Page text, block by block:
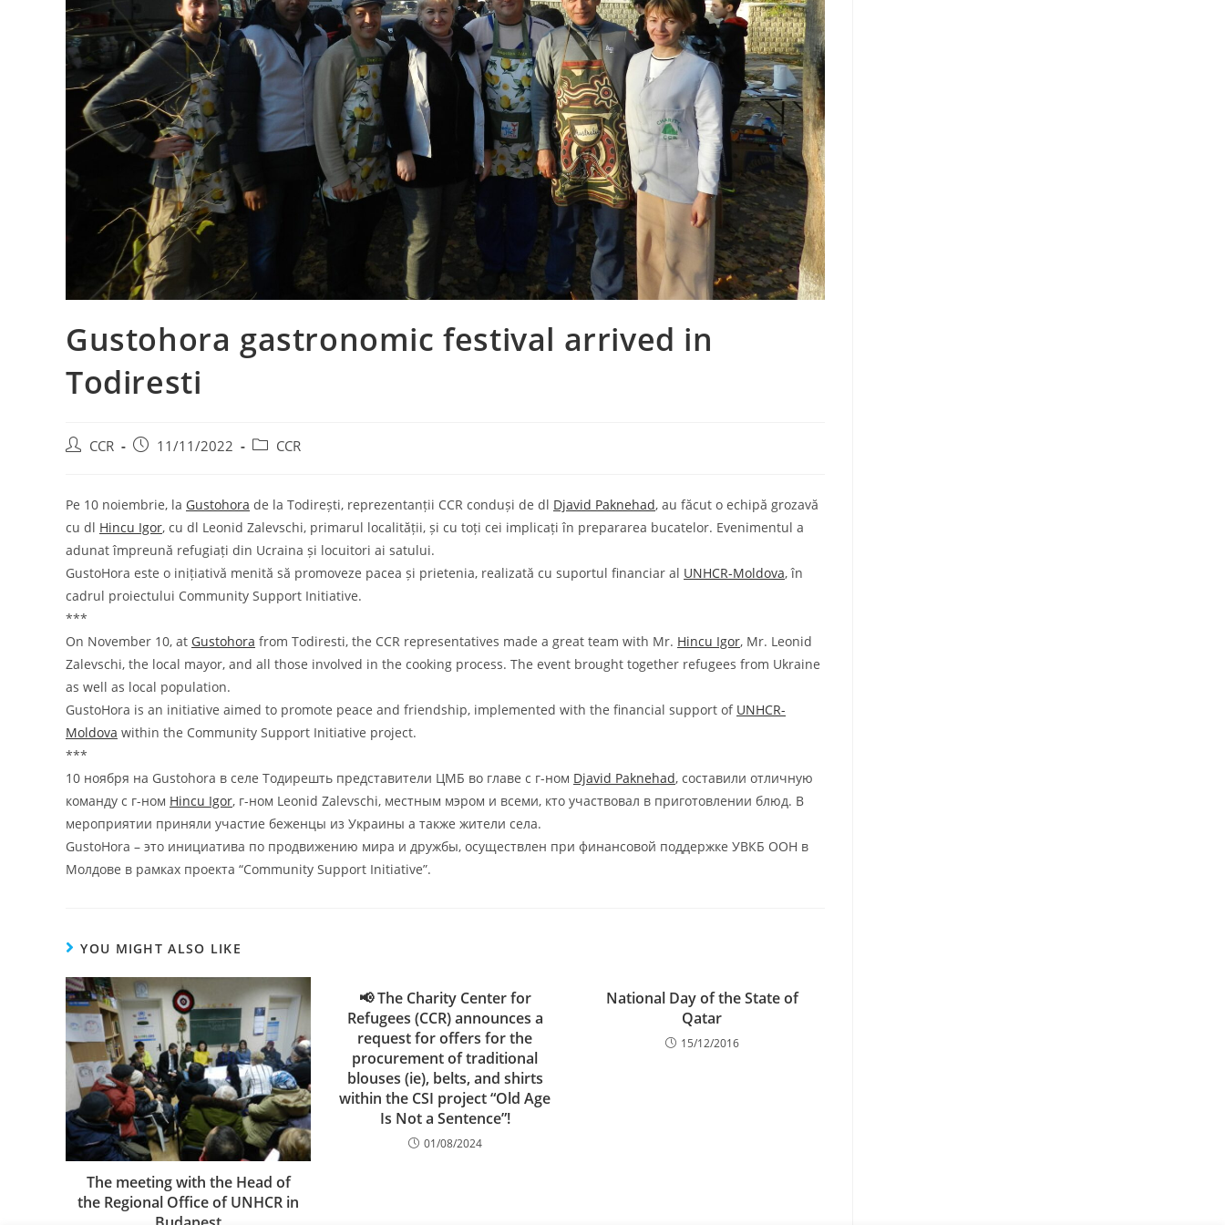
Gustohora gastronomic festival arrived in
Todiresti
CCR 11/11/2022 CCR
Pe 10 noiembrie, la Gustohora de la Todirești, reprezentanții CCR conduși de dl Djavid Paknehad, au făcut o echipă grozavă
cu dl Hincu Igor, cu dl Leonid Zalevschi, primarul localității, și cu toți cei implicați în prepararea bucatelor. Evenimentul a
adunat împreună refugiați din Ucraina și locuitori ai satului.
GustoHora este o inițiativă menită să promoveze pacea și prietenia, realizată cu suportul financiar al UNHCR-Moldova, în
cadrul proiectului Community Support Initiative.
***
On November 10, at Gustohora from Todiresti, the CCR representatives made a great team with Mr. Hincu Igor, Mr. Leonid
Zalevschi, the local mayor, and all those involved in the cooking process. The event brought together refugees from Ukraine
as well as local population.
GustoHora is an initiative aimed to promote peace and friendship, implemented with the financial support of UNHCR-
Moldova within the Community Support Initiative project.
***
10 ноября на Gustohora в селе Тодирешть представители ЦМБ во главе с г-ном Djavid Paknehad, составили отличную
команду с г-ном Hincu Igor, г-ном Leonid Zalevschi, местным мэром и всеми, кто участвовал в приготовлении блюд. В
мероприятии приняли участие беженцы из Украины а также жители села.
GustoHora – это инициатива по продвижению мира и дружбы, осуществлен при финансовой поддержке УВКБ ООН в
Молдове в рамках проекта “Community Support Initiative”.
YOU MIGHT ALSO LIKE
The meeting with the Head of
the Regional Office of UNHCR in
📢 The Charity Center for
Refugees (CCR) announces a
request for offers for the
procurement of traditional
blouses (ie), belts, and shirts
within the CSI project “Old Age
Is Not a Sentence”!
01/08/2024
National Day of the State of
Qatar
15/12/2016